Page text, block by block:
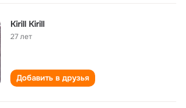
Kirill Kirill
27 лет
Добавить в друзья